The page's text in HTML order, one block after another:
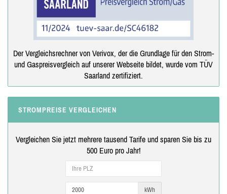
Der Vergleichsrechner von Verivox, der die Grundlage für den Strom-
und Gaspreisvergleich auf unserer Webseite bildet, wurde vom TÜV
Saarland zertifiziert.
STROMPREISE VERGLEICHEN
Vergleichen Sie jetzt mehrere tausend Tarife und sparen Sie bis zu
500 Euro pro Jahr!
kWh